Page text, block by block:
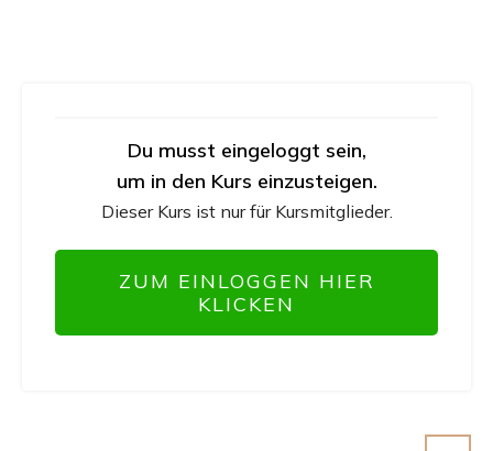
Du musst eingeloggt sein,
um in den Kurs einzusteigen.
Dieser Kurs ist nur für Kursmitglieder.
ZUM EINLOGGEN HIER
KLICKEN